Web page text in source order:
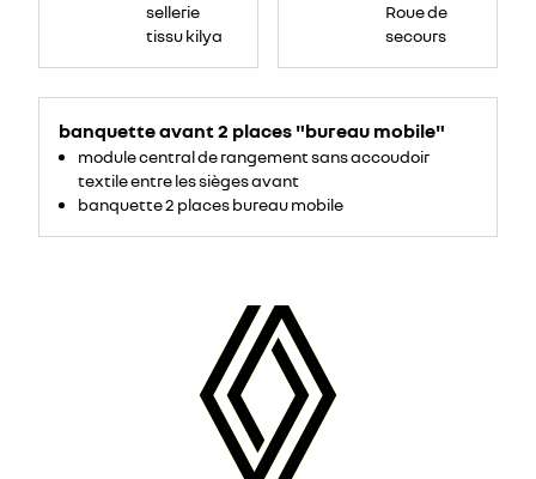
sellerie
tissu kilya
banquette avant 2 places "bureau mobile"
module central de rangement sans accoudoir
textile entre les sièges avant
banquette 2 places bureau mobile
Roue de
secours